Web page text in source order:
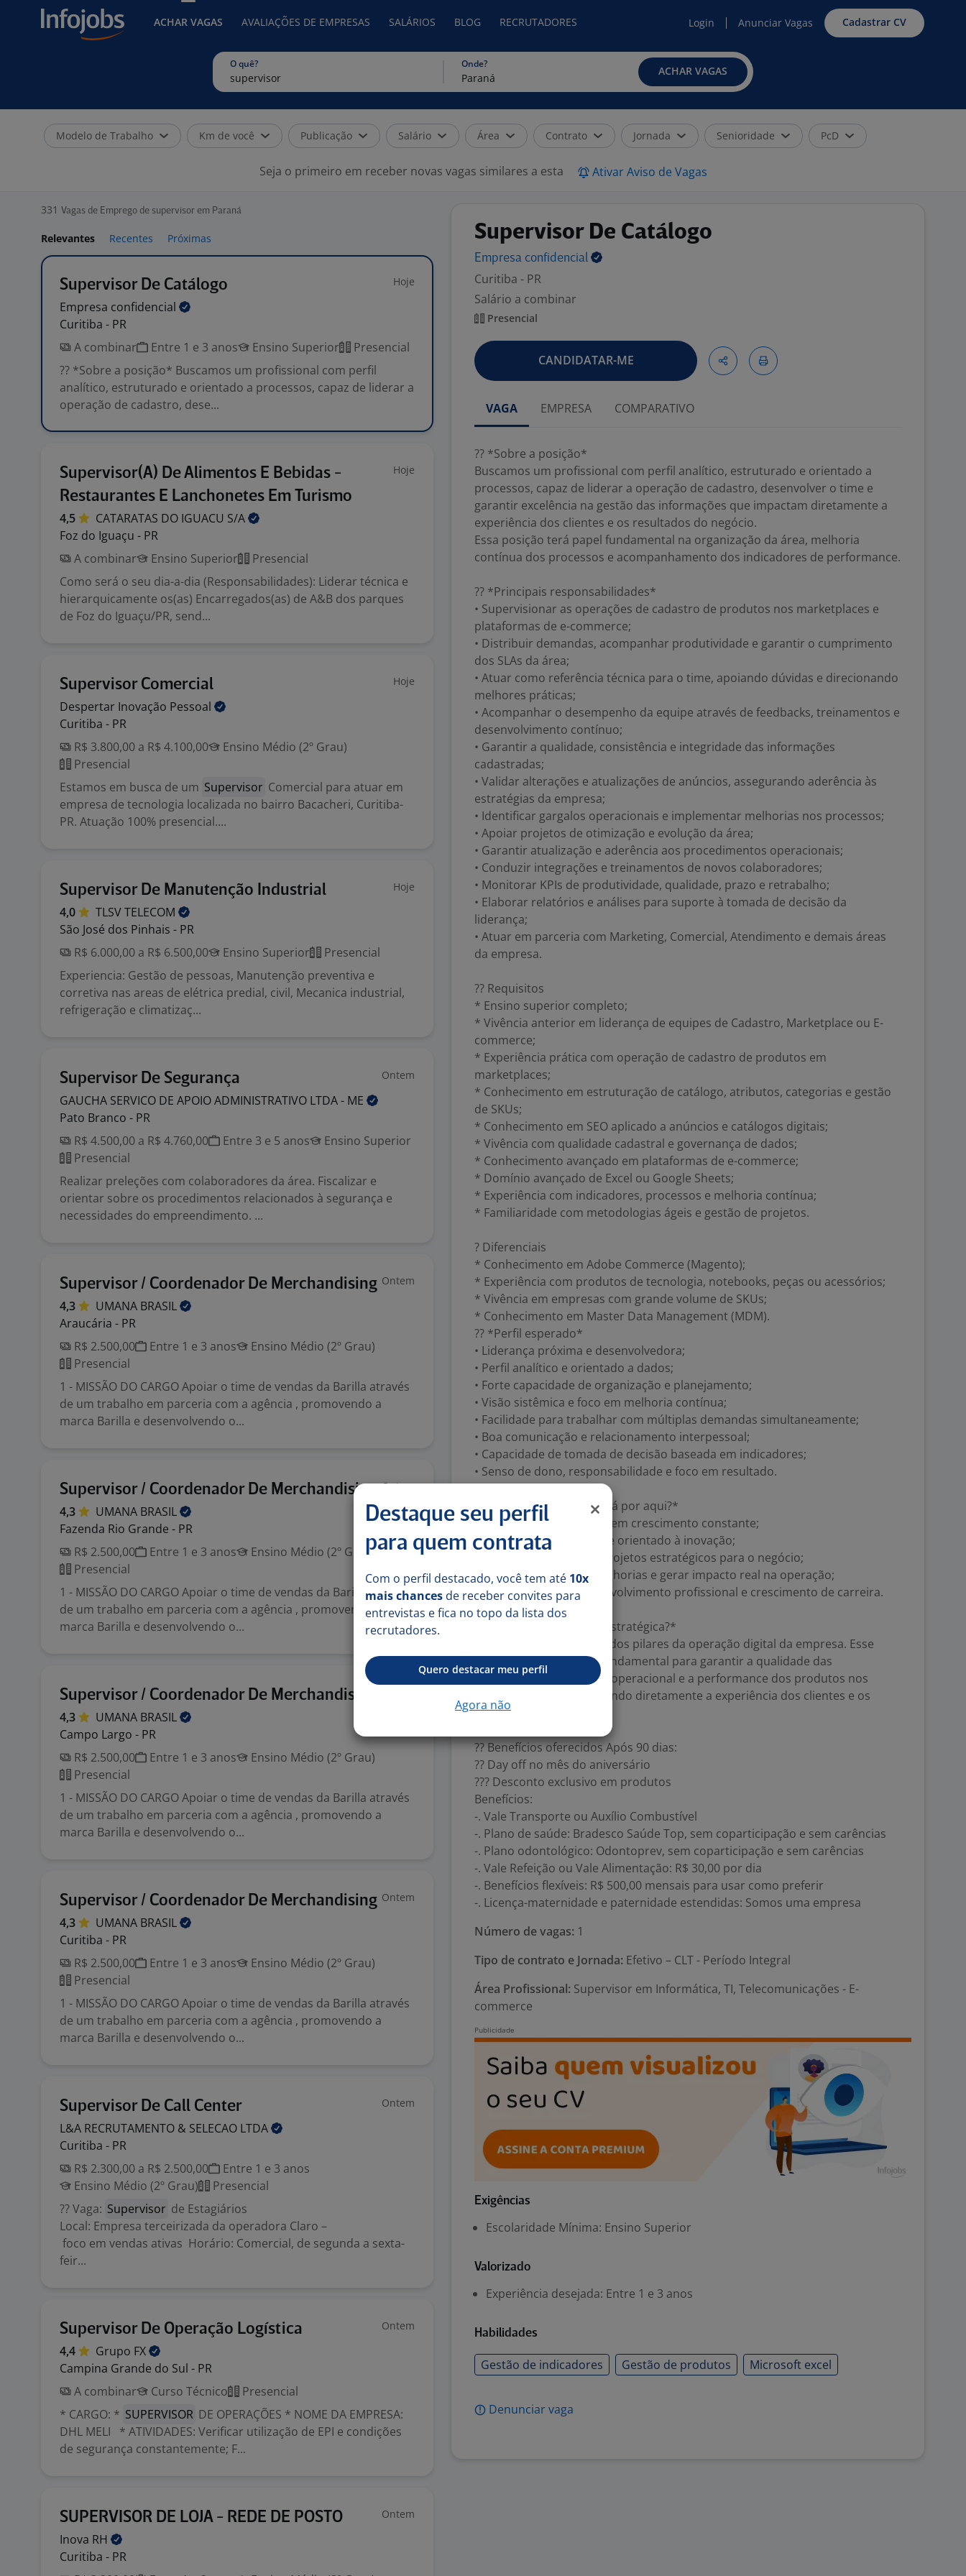
ACHAR VAGAS AVALIAÇÕES DE EMPRESAS SALÁRIOS BLOG RECRUTADORES Login Anunciar Vagas Cadastrar CV
O quê? Onde?
ACHAR VAGAS
Modelo de Trabalho Km de você Publicação Salário Área Contrato Jornada Senioridade PcD
Seja o primeiro em receber novas vagas similares a esta Ativar Aviso de Vagas
331 Vagas de Emprego de supervisor em Paraná
Relevantes Recentes Próximas
Supervisor De Catálogo Hoje
Empresa confidencial
Curitiba - PR
A combinar
Entre 1 e 3 anos Ensino Superior
Presencial
?? *Sobre a posição* Buscamos um profissional com perfil
analítico, estruturado e orientado a processos, capaz de liderar a
operação de cadastro, dese...
Supervisor(A) De Alimentos E Bebidas -
Restaurantes E Lanchonetes Em Turismo
Hoje
4,5 CATARATAS DO IGUACU S/A
Foz do Iguaçu - PR
A combinar
Ensino Superior
Presencial
Como será o seu dia-a-dia (Responsabilidades): Liderar técnica e
hierarquicamente os(as) Encarregados(as) de A&B dos parques
de Foz do Iguaçu/PR, send...
Supervisor Comercial Hoje
Despertar Inovação Pessoal
Curitiba - PR
R$ 3.800,00 a R$ 4.100,00
Ensino Médio (2º Grau)
Presencial
Estamos em busca de um Supervisor Comercial para atuar em
empresa de tecnologia localizada no bairro Bacacheri, Curitiba-
PR. Atuação 100% presencial....
Supervisor De Manutenção Industrial Hoje
4,0 TLSVTELECOM
São José dos Pinhais - PR
R$ 6.000,00 a R$ 6.500,00
Ensino Superior
Presencial
Experiencia: Gestão de pessoas, Manutenção preventiva e
corretiva nas areas de elétrica predial, civil, Mecanica industrial,
refrigeração e climatizaç...
Supervisor De Segurança Ontem
GAUCHA SERVICO DE APOIO ADMINISTRATIVO LTDA - ME
Pato Branco - PR
R$ 4.500,00 a R$ 4.760,00
Entre 3 e 5 anos
Ensino Superior
Presencial
Realizar preleções com colaboradores da área. Fiscalizar e
orientar sobre os procedimentos relacionados à segurança e
necessidades do empreendimento. ...
Supervisor / Coordenador De Merchandising Ontem
4,3 UMANA BRASIL
Araucária - PR
R$ 2.500,00
Entre 1 e 3 anos
Ensino Médio (2º Grau)
Presencial
1 - MISSÃO DO CARGO Apoiar o time de vendas da Barilla através
de um trabalho em parceria com a agência , promovendo a
marca Barilla e desenvolvendo o...
Supervisor / Coordenador De Merchandising Ontem
4,3 UMANA BRASIL
Fazenda Rio Grande - PR
R$ 2.500,00
Entre 1 e 3 anos
Ensino Médio (2º Grau)
Presencial
1 - MISSÃO DO CARGO Apoiar o time de vendas da Barilla através
de um trabalho em parceria com a agência , promovendo a
marca Barilla e desenvolvendo o...
Supervisor / Coordenador De Merchandising
4,3 UMANA BRASIL
Campo Largo - PR
R$ 2.500,00
Entre 1 e 3 anos
Ensino Médio (2º Grau)
Presencial
1 - MISSÃO DO CARGO Apoiar o time de vendas da Barilla através
de um trabalho em parceria com a agência , promovendo a
marca Barilla e desenvolvendo o...
Supervisor / Coordenador De Merchandising Ontem
4,3 UMANA BRASIL
Curitiba - PR
R$ 2.500,00
Entre 1 e 3 anos
Ensino Médio (2º Grau)
Presencial
1 - MISSÃO DO CARGO Apoiar o time de vendas da Barilla através
de um trabalho em parceria com a agência , promovendo a
marca Barilla e desenvolvendo o...
Supervisor De Call Center Ontem
L&A RECRUTAMENTO & SELECAO LTDA
Curitiba - PR
R$ 2.300,00 a R$ 2.500,00
Entre 1 e 3 anos
Ensino Médio (2º Grau)
Presencial
?? Vaga: Supervisor de Estagiários
Local: Empresa terceirizada da operadora Claro –
foco em vendas ativas Horário: Comercial, de segunda a sexta-
feir...
Supervisor De Operação Logística Ontem
4,4 Grupo FX
Campina Grande do Sul - PR
A combinar
Curso Técnico
Presencial
* CARGO: * SUPERVISOR DE OPERAÇÕES * NOME DA EMPRESA:
DHL MELI * ATIVIDADES: Verificar utilização de EPI e condições
de segurança constantemente; F...
SUPERVISOR DE LOJA - REDE DE POSTO Ontem
Inova RH
Curitiba - PR
Supervisor De Catálogo
Empresa confidencial
Curitiba - PR
Salário a combinar
Presencial
CANDIDATAR-ME
VAGA EMPRESA COMPARATIVO
?? *Sobre a posição*
Buscamos um profissional com perfil analítico, estruturado e orientado a
processos, capaz de liderar a operação de cadastro, desenvolver o time e
garantir excelência na gestão das informações que impactam diretamente a
experiência dos clientes e os resultados do negócio.
Essa posição terá papel fundamental na organização da área, melhoria
contínua dos processos e acompanhamento dos indicadores de performance.
?? *Principais responsabilidades*
• Supervisionar as operações de cadastro de produtos nos marketplaces e
plataformas de e-commerce;
• Distribuir demandas, acompanhar produtividade e garantir o cumprimento
dos SLAs da área;
• Atuar como referência técnica para o time, apoiando dúvidas e direcionando
melhores práticas;
• Acompanhar o desempenho da equipe através de feedbacks, treinamentos e
desenvolvimento contínuo;
• Garantir a qualidade, consistência e integridade das informações
cadastradas;
• Validar alterações e atualizações de anúncios, assegurando aderência às
estratégias da empresa;
• Identificar gargalos operacionais e implementar melhorias nos processos;
• Apoiar projetos de otimização e evolução da área;
• Garantir atualização e aderência aos procedimentos operacionais;
• Conduzir integrações e treinamentos de novos colaboradores;
• Monitorar KPIs de produtividade, qualidade, prazo e retrabalho;
• Elaborar relatórios e análises para suporte à tomada de decisão da
liderança;
• Atuar em parceria com Marketing, Comercial, Atendimento e demais áreas
da empresa.
?? Requisitos
* Ensino superior completo;
* Vivência anterior em liderança de equipes de Cadastro, Marketplace ou E-
commerce;
* Experiência prática com operação de cadastro de produtos em
marketplaces;
* Conhecimento em estruturação de catálogo, atributos, categorias e gestão
de SKUs;
* Conhecimento em SEO aplicado a anúncios e catálogos digitais;
* Vivência com qualidade cadastral e governança de dados;
* Conhecimento avançado em plataformas de e-commerce;
* Domínio avançado de Excel ou Google Sheets;
* Experiência com indicadores, processos e melhoria contínua;
* Familiaridade com metodologias ágeis e gestão de projetos.
? Diferenciais
* Conhecimento em Adobe Commerce (Magento);
* Experiência com produtos de tecnologia, notebooks, peças ou acessórios;
* Vivência em empresas com grande volume de SKUs;
* Conhecimento em Master Data Management (MDM).
?? *Perfil esperado*
• Liderança próxima e desenvolvedora;
• Perfil analítico e orientado a dados;
• Forte capacidade de organização e planejamento;
• Visão sistêmica e foco em melhoria contínua;
• Facilidade para trabalhar com múltiplas demandas simultaneamente;
• Boa comunicação e relacionamento interpessoal;
• Capacidade de tomada de decisão baseada em indicadores;
• Senso de dono, responsabilidade e foco em resultado.
?? *O que você encontrará por aqui?*
• Empresa consolidada e em crescimento constante;
• Ambiente colaborativo e orientado à inovação;
• Participação ativa em projetos estratégicos para o negócio;
• Espaço para propor melhorias e gerar impacto real na operação;
• Oportunidade de desenvolvimento profissional e crescimento de carreira.
?? *Por que essa vaga é estratégica?*
A área de cadastro é um dos pilares da operação digital da empresa. Esse
profissional terá papel fundamental para garantir a qualidade das
informações, a eficiência operacional e a performance dos produtos nos
canais de venda, impactando diretamente a experiência dos clientes e os
resultados do negócio.
?? Benefícios oferecidos Após 90 dias:
?? Day off no mês do aniversário
??? Desconto exclusivo em produtos
Benefícios:
-. Vale Transporte ou Auxílio Combustível
-. Plano de saúde: Bradesco Saúde Top, sem coparticipação e sem carências
-. Plano odontológico: Odontoprev, sem coparticipação e sem carências
-. Vale Refeição ou Vale Alimentação: R$ 30,00 por dia
-. Benefícios flexíveis: R$ 500,00 mensais para usar como preferir
-. Licença-maternidade e paternidade estendidas: Somos uma empresa
Número de vagas: 1
Tipo de contrato e Jornada: Efetivo – CLT - Período Integral
Área Profissional: Supervisor em Informática, TI, Telecomunicações - E-
commerce
Exigências
Escolaridade Mínima: Ensino Superior
Valorizado
Experiência desejada: Entre 1 e 3 anos
Habilidades
Gestão de indicadores Gestão de produtos Microsoft excel
Denunciar vaga
Destaque seu perfil
para quem contrata
Com o perfil destacado, você tem até 10x
mais chances de receber convites para
entrevistas e fica no topo da lista dos
recrutadores.
Quero destacar meu perfil
Agora não